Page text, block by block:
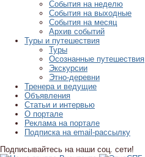
События на неделю
События на выходные
События на месяц
Архив событий
Туры и путешествия
Туры
Осознанные путешествия
Экскурсии
Этно-деревни
Тренера и ведущие
Объявления
Статьи и интервью
О портале
Реклама на портале
Подписка на email-рассылку
Подписывайтесь на наши соц. сети!